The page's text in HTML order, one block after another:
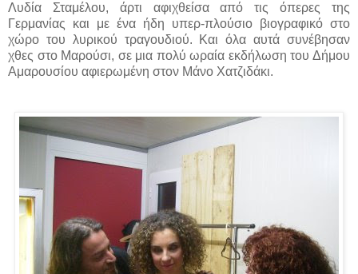
Λυδία Σταμέλου, άρτι αφιχθείσα από τις όπερες της
Γερμανίας και με ένα ήδη υπερ-πλούσιο βιογραφικό στο
χώρο του λυρικού τραγουδιού. Και όλα αυτά συνέβησαν
χθες στο Μαρούσι, σε μια πολύ ωραία εκδήλωση του Δήμου
Αμαρουσίου αφιερωμένη στον Μάνο Χατζιδάκι.